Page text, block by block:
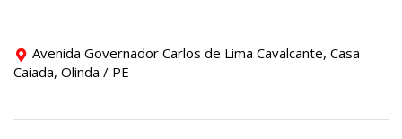
Avenida Governador Carlos de Lima Cavalcante, Casa
Caiada, Olinda / PE